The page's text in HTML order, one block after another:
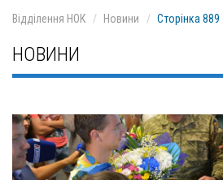
Відділення НОК Новини Сторінка 889
НОВИНИ